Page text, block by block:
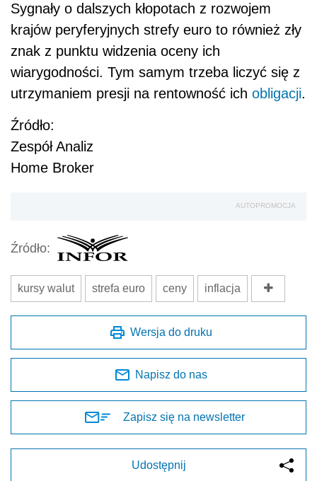
Sygnały o dalszych kłopotach z rozwojem
krajów peryferyjnych strefy euro to również zły
znak z punktu widzenia oceny ich
wiarygodności. Tym samym trzeba liczyć się z
utrzymaniem presji na rentowność ich obligacji.
Źródło:
Zespół Analiz
Home Broker
AUTOPROMOCJA
Źródło:
kursy walut strefa euro ceny inflacja
Wersja do druku
Napisz do nas
Zapisz się na newsletter
Udostępnij